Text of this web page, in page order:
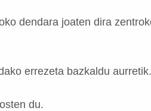
dendara joaten dira
errezeta bazkaldu aurretik.
du.